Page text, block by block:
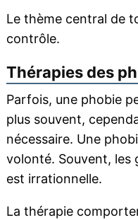
Le thème central de
contrôle.
Thérapies des
Parfois, une phobie
plus souvent,
nécessaire. Une
volonté. Souvent, les
est irrationnelle.
La thérapie